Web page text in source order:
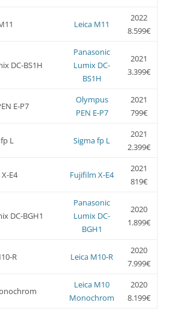
Leica M11
2022
8.599€
Panasonic
Lumix DC-
BS1H
2021
3.399€
Olympus
PEN E-P7
2021
799€
Sigma fp L
2021
2.399€
Fujifilm X-E4
2021
819€
Panasonic
Lumix DC-
BGH1
2020
1.899€
Leica M10-R
2020
7.999€
Leica M10
Monochrom
2020
8.199€